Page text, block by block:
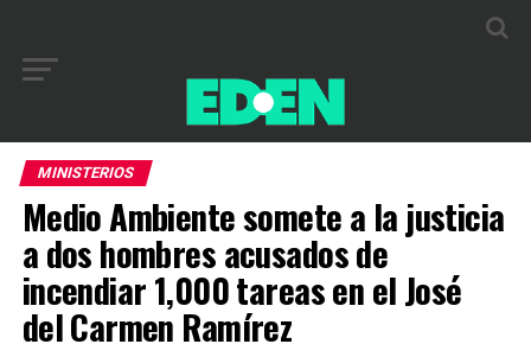
MINISTERIOS
Medio Ambiente somete a la justicia
a dos hombres acusados de
incendiar 1,000 tareas en el José
del Carmen Ramírez